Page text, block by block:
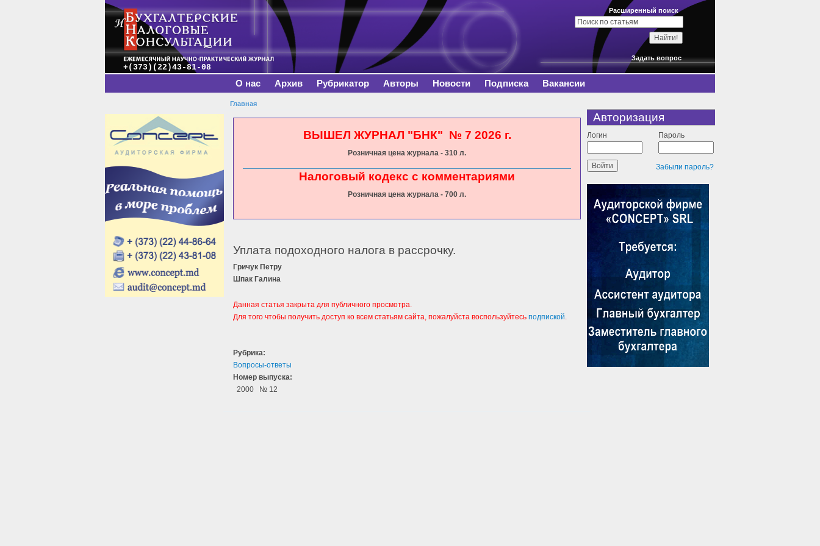
содержанию
+(373)(22)43-81-08
Расширенный поиск
Задать вопрос
Главное меню
О нас Архив Рубрикатор Авторы Новости Подписка Вакансии
Вы здесь
Главная
ВЫШЕЛ ЖУРНАЛ "БНК" № 7 2026 г.
Розничная цена журнала - 310 л.
Налоговый кодекс с комментариями
Розничная цена журнала - 700 л.
Уплата подоходного налога в рассрочку.
Гричук Петру
Шпак Галина
Данная статья закрыта для публичного просмотра.
Для того чтобы получить доступ ко всем статьям сайта, пожалуйста воспользуйтесь подпиской.
Рубрика:
Вопросы-ответы
Номер выпуска:
2000
№ 12
Авторизация
Логин Пароль
Забыли пароль?